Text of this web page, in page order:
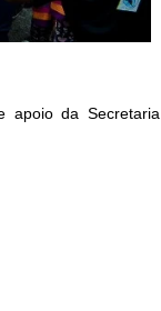
apoio da Secretaria